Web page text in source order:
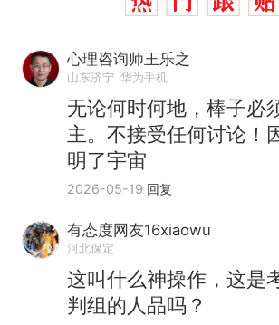
心理咨询师王乐之
山东济宁 华为手机
无论何时何地，棒子必
主。不接受任何讨论！
明了宇宙
2026-05-19 回复
有态度网友16xiaowu
河北保定
这叫什么神操作，这是
判组的人品吗？